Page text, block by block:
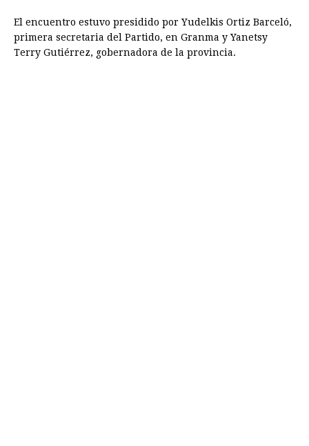
El encuentro estuvo presidido por Yudelkis Ortiz Barceló,
primera secretaria del Partido, en Granma y Yanetsy
Terry Gutiérrez, gobernadora de la provincia.